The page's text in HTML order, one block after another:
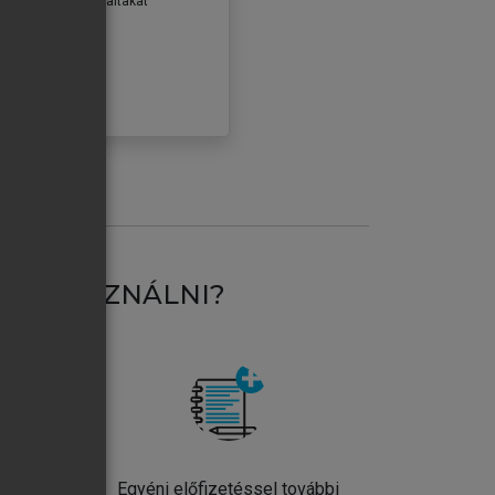
HASZNÁLNI?
Egyéni előfizetéssel további